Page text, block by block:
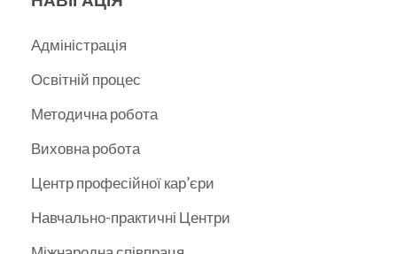
Адміністрація
Освітній процес
Методична робота
Виховна робота
Центр професійної кар’єри
Навчально-практичні Центри